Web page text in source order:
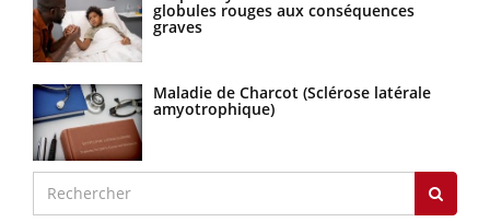
globules rouges aux conséquences
graves
Maladie de Charcot (Sclérose latérale
amyotrophique)